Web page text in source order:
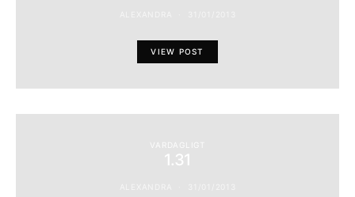
VIEW POST
VARDAGLIGT
1.31